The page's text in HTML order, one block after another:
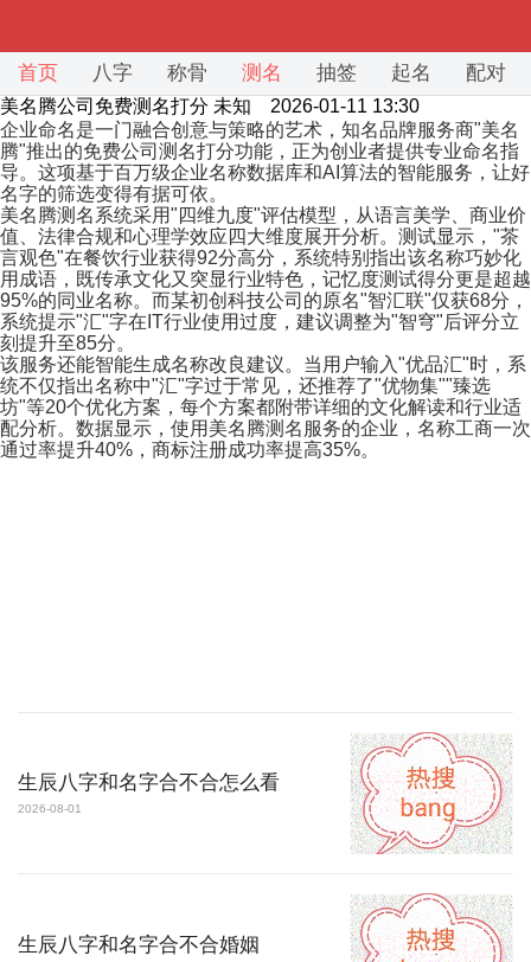
首页 八字 称骨 测名 抽签 起名 配对
美名腾公司免费测名打分 未知 2026-01-11 13:30
企业命名是一门融合创意与策略的艺术，知名品牌服务商"美名
腾"推出的免费公司测名打分功能，正为创业者提供专业命名指
导。这项基于百万级企业名称数据库和AI算法的智能服务，让好
名字的筛选变得有据可依。
美名腾测名系统采用"四维九度"评估模型，从语言美学、商业价
值、法律合规和心理学效应四大维度展开分析。测试显示，"茶
言观色"在餐饮行业获得92分高分，系统特别指出该名称巧妙化
用成语，既传承文化又突显行业特色，记忆度测试得分更是超越
95%的同业名称。而某初创科技公司的原名"智汇联"仅获68分，
系统提示"汇"字在IT行业使用过度，建议调整为"智穹"后评分立
刻提升至85分。
该服务还能智能生成名称改良建议。当用户输入"优品汇"时，系
统不仅指出名称中"汇"字过于常见，还推荐了"优物集""臻选
坊"等20个优化方案，每个方案都附带详细的文化解读和行业适
配分析。数据显示，使用美名腾测名服务的企业，名称工商一次
通过率提升40%，商标注册成功率提高35%。
生辰八字和名字合不合怎么看
2026-08-01
生辰八字和名字合不合婚姻